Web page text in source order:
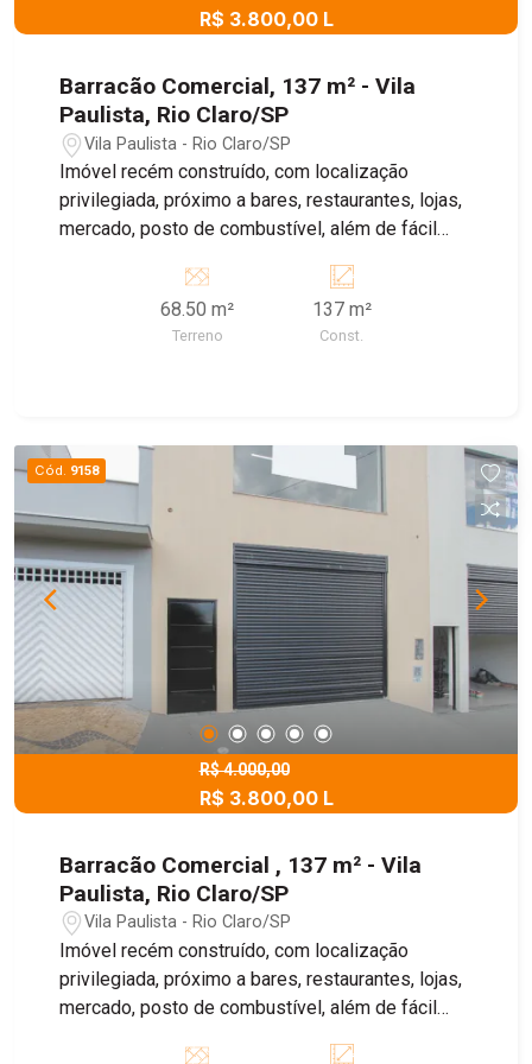
R$ 3.800,00 L
Barracão Comercial, 137 m² - Vila
Paulista, Rio Claro/SP
Vila Paulista - Rio Claro/SP
Imóvel recém construído, com localização
privilegiada, próximo a bares, restaurantes, lojas,
mercado, posto de combustível, além de fácil
vitrine e porta automática, contendo no total
137m² de área construída, no térreo contém um
banheiro adaptado e no piso superior mais dois
68.50 m²
Terreno
137 m²
Const.
Cód. 9158
R$ 4.000,00
R$ 3.800,00 L
Barracão Comercial , 137 m² - Vila
Paulista, Rio Claro/SP
Vila Paulista - Rio Claro/SP
Imóvel recém construído, com localização
privilegiada, próximo a bares, restaurantes, lojas,
mercado, posto de combustível, além de fácil